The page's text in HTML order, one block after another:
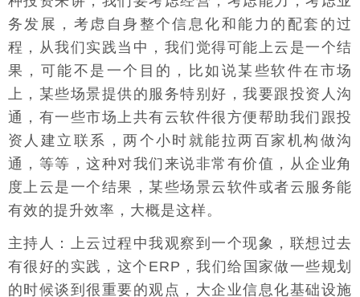
务发展，考虑自身整个信息化和能力的配套的过
程，从我们实践当中，我们觉得可能上云是一个结
果，可能不是一个目的，比如说某些软件在市场
上，某些场景提供的服务特别好，我要跟投资人沟
通，有一些市场上共有云软件很方便帮助我们跟投
资人建立联系，两个小时就能拉两百家机构做沟
通，等等，这种对我们来说非常有价值，从企业角
度上云是一个结果，某些场景云软件或者云服务能
有效的提升效率，大概是这样。
主持人：上云过程中我观察到一个现象，联想过去
有很好的实践，这个ERP，我们给国家做一些规划
的时候谈到很重要的观点，大企业信息化基础设施